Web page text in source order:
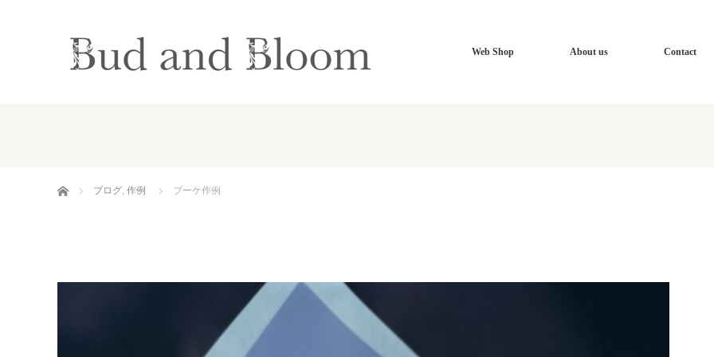
Web Shop About us Contact
ホーム ブログ, 作例 ブーケ作例